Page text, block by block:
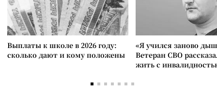
Выплаты к школе в 2026 году:
сколько дают и кому положены
«Я учился заново
Ветеран СВО
жить с